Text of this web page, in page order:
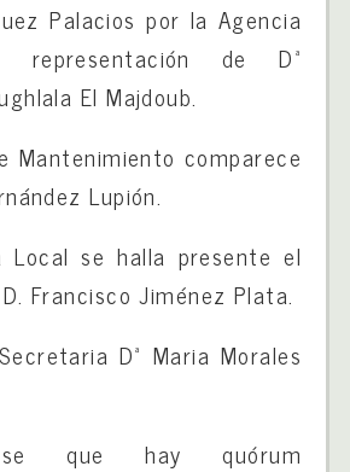
Palacios por la Agencia
representación de Dª
El Majdoub.
Mantenimiento comparece
Lupión.
Local se halla presente el
Francisco Jiménez Plata.
Dª Maria Morales
que hay quórum